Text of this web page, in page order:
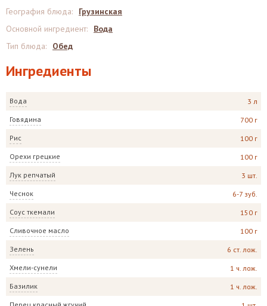
Ингредиенты
Вода 3 л
Говядина 700 г
Рис 100 г
Орехи грецкие 100 г
Лук репчатый 3 шт.
Чеснок 6-7 зуб.
Соус ткемали 150 г
Сливочное масло 100 г
Зелень 6 ст. лож.
Хмели-сунели 1 ч. лож.
Базилик 1 ч. лож.
География блюда:
Грузинская
Основной ингредиент:
Вода
Тип блюда: Обед